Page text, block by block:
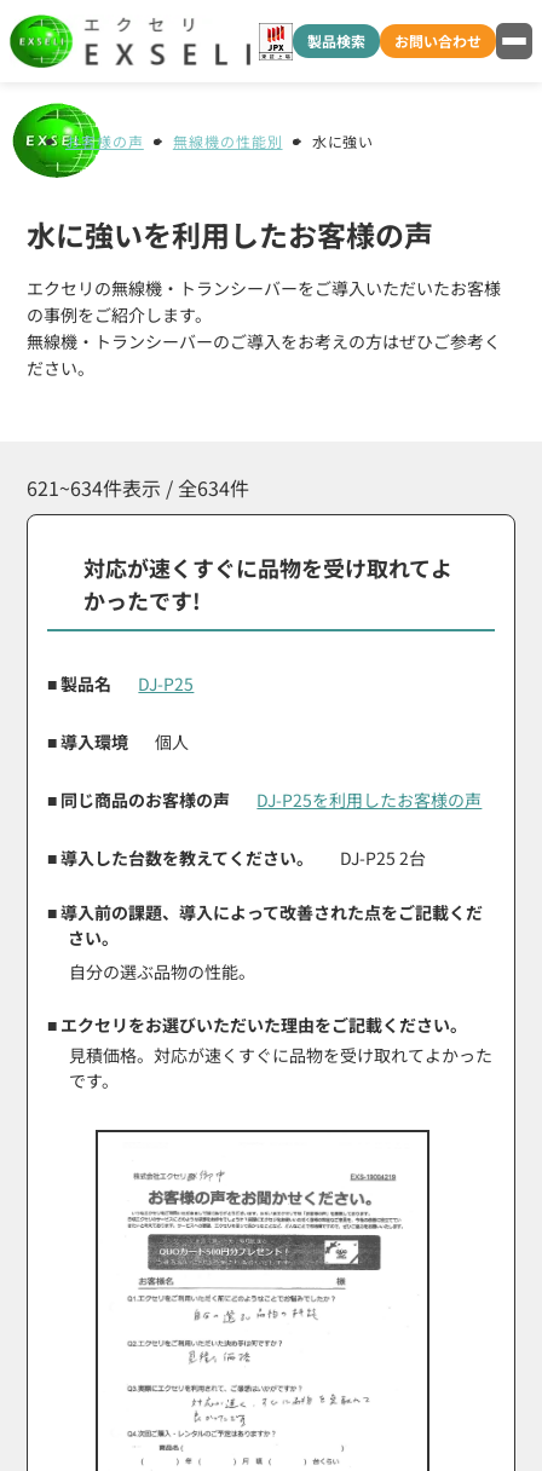
製品検索 お問い合わせ
お客様の声 無線機の性能別 水に強い
水に強いを利用したお客様の声
エクセリの無線機・トランシーバーをご導入いただいたお客様
の事例をご紹介します。
無線機・トランシーバーのご導入をお考えの方はぜひご参考く
ださい。
621~634件表示 / 全634件
対応が速くすぐに品物を受け取れてよ
かったです!
■ 製品名 DJ-P25
■ 導入環境 個人
■ 同じ商品のお客様の声 DJ-P25を利用したお客様の声
■ 導入した台数を教えてください。 DJ-P25 2台
■ 導入前の課題、導入によって改善された点をご記載くだ
さい。
自分の選ぶ品物の性能。
■ エクセリをお選びいただいた理由をご記載ください。
見積価格。対応が速くすぐに品物を受け取れてよかった
です。